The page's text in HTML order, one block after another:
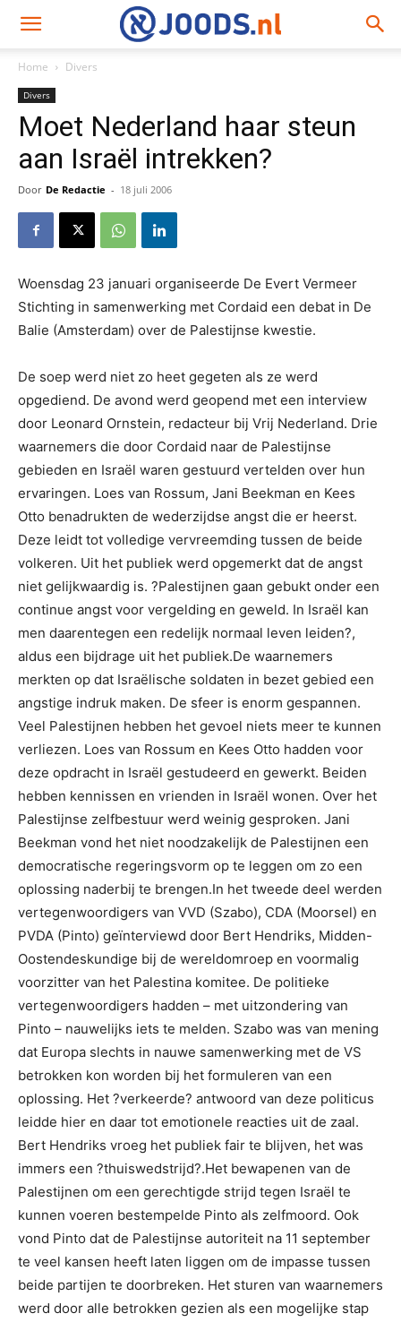
Home Divers
Divers
Moet Nederland haar steun
aan Israël intrekken?
Door De Redactie - 18 juli 2006
Woensdag 23 januari organiseerde De Evert Vermeer
Stichting in samenwerking met Cordaid een debat in De
Balie (Amsterdam) over de Palestijnse kwestie.
De soep werd niet zo heet gegeten als ze werd
opgediend. De avond werd geopend met een interview
door Leonard Ornstein, redacteur bij Vrij Nederland. Drie
waarnemers die door Cordaid naar de Palestijnse
gebieden en Israël waren gestuurd vertelden over hun
ervaringen. Loes van Rossum, Jani Beekman en Kees
Otto benadrukten de wederzijdse angst die er heerst.
Deze leidt tot volledige vervreemding tussen de beide
volkeren. Uit het publiek werd opgemerkt dat de angst
niet gelijkwaardig is. ?Palestijnen gaan gebukt onder een
continue angst voor vergelding en geweld. In Israël kan
men daarentegen een redelijk normaal leven leiden?,
aldus een bijdrage uit het publiek.De waarnemers
merkten op dat Israëlische soldaten in bezet gebied een
angstige indruk maken. De sfeer is enorm gespannen.
Veel Palestijnen hebben het gevoel niets meer te kunnen
verliezen. Loes van Rossum en Kees Otto hadden voor
deze opdracht in Israël gestudeerd en gewerkt. Beiden
hebben kennissen en vrienden in Israël wonen. Over het
Palestijnse zelfbestuur werd weinig gesproken. Jani
Beekman vond het niet noodzakelijk de Palestijnen een
democratische regeringsvorm op te leggen om zo een
oplossing naderbij te brengen.In het tweede deel werden
vertegenwoordigers van VVD (Szabo), CDA (Moorsel) en
PVDA (Pinto) geïnterviewd door Bert Hendriks, Midden-
Oostendeskundige bij de wereldomroep en voormalig
voorzitter van het Palestina komitee. De politieke
vertegenwoordigers hadden – met uitzondering van
Pinto – nauwelijks iets te melden. Szabo was van mening
dat Europa slechts in nauwe samenwerking met de VS
betrokken kon worden bij het formuleren van een
oplossing. Het ?verkeerde? antwoord van deze politicus
leidde hier en daar tot emotionele reacties uit de zaal.
Bert Hendriks vroeg het publiek fair te blijven, het was
immers een ?thuiswedstrijd?.Het bewapenen van de
Palestijnen om een gerechtigde strijd tegen Israël te
kunnen voeren bestempelde Pinto als zelfmoord. Ook
vond Pinto dat de Palestijnse autoriteit na 11 september
te veel kansen heeft laten liggen om de impasse tussen
beide partijen te doorbreken. Het sturen van waarnemers
werd door alle betrokken gezien als een mogelijke stap